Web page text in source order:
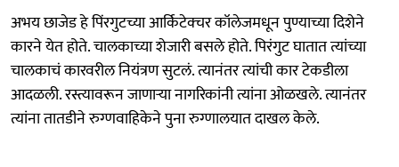
अभय छाजेड हे पिंरगुटच्या आर्किटेक्चर कॉलेजमधून पुण्याच्या दिशेने
कारने येत होते. चालकाच्या शेजारी बसले होते. पिरंगुट घातात त्यांच्या
चालकाचं कारवरील नियंत्रण सुटलं. त्यानंतर त्यांची कार टेकडीला
आदळली. रस्त्यावरून जाणाऱ्या नागरिकांनी त्यांना ओळखले. त्यानंतर
त्यांना तातडीने रुग्णवाहिकेने पुना रुग्णालयात दाखल केले.